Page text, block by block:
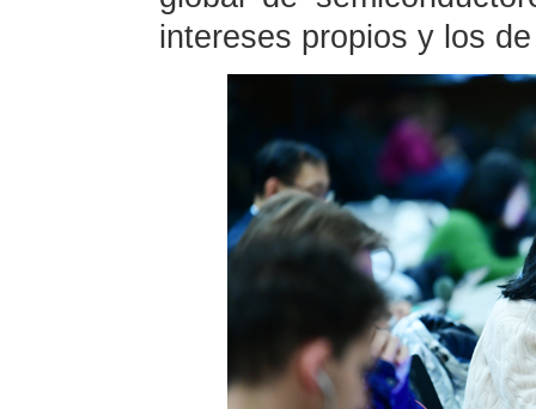
intereses propios y los